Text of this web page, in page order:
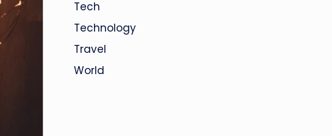
Tech
Technology
Travel
World